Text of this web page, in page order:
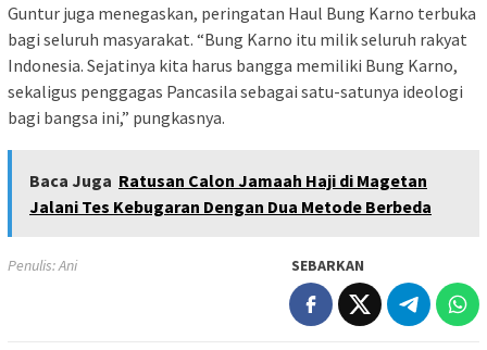
Guntur juga menegaskan, peringatan Haul Bung Karno terbuka
bagi seluruh masyarakat. “Bung Karno itu milik seluruh rakyat
Indonesia. Sejatinya kita harus bangga memiliki Bung Karno,
sekaligus penggagas Pancasila sebagai satu-satunya ideologi
bagi bangsa ini,” pungkasnya.
Baca Juga Ratusan Calon Jamaah Haji di Magetan
Jalani Tes Kebugaran Dengan Dua Metode Berbeda
Penulis: Ani SEBARKAN